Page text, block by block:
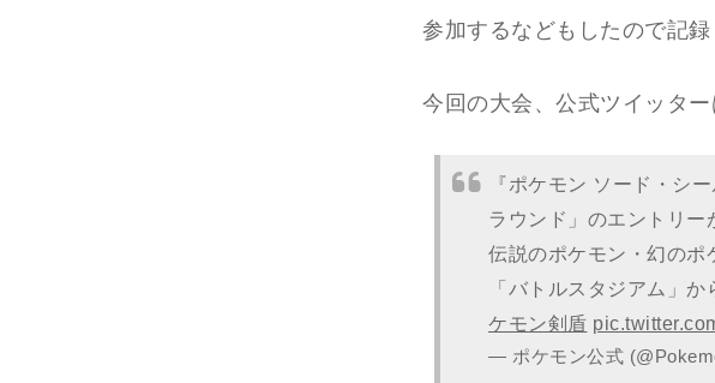
参加するなどもしたので記録
今回の大会、公式ツイッタ
『ポケモン ソード・シ
ラウンド」のエントリー
伝説のポケモン・幻のポ
「バトルスタジアム」
ケモン剣盾
— ポケモン公式